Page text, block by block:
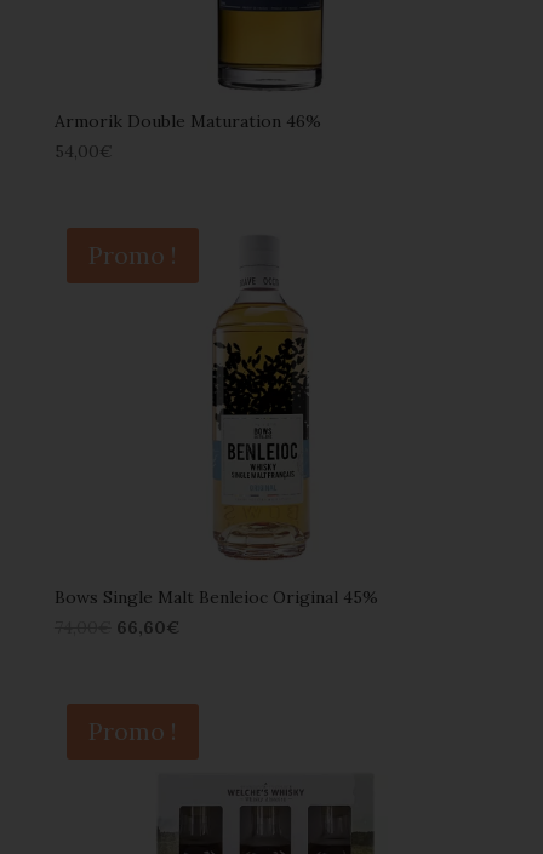
Armorik Double Maturation 46%
54,00€
Promo !
Bows Single Malt Benleioc Original 45%
66,60€
Promo !